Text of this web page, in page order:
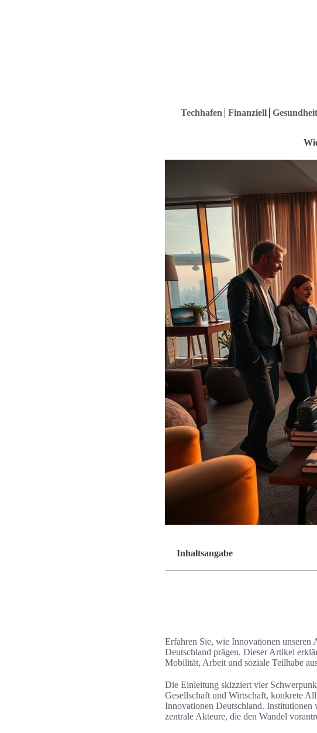
Techhafen Finanziell Gesundheit
Inhaltsangabe
Erfahren Sie, wie Innovationen unseren
Deutschland prägen. Dieser Artikel
Mobilität, Arbeit und soziale Teilhabe
Die Einleitung skizziert vier
Gesellschaft und Wirtschaft, konkrete
Innovationen Deutschland. Institutionen
zentrale Akteure, die den Wandel